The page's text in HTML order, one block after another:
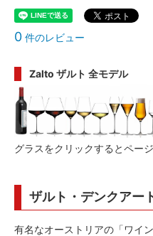
0 件のレビュー
Zalto ザルト 全モデル
グラスをクリックするとペー
ザルト・デンクアー
有名なオーストリアの「ワイ